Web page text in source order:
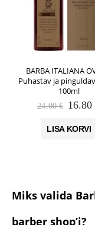
BARBA ITALIANA
Puhastav ja
100ml
24.00€ Algne
oli:
16.80
LISA KORVI
Miks valida
barber shop’i?